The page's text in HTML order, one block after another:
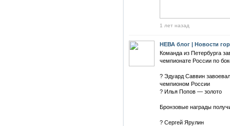
1 лет назад
НЕВА блог | Новости
Команда из Петербурга
чемпионате России по
? Эдуард Саввин
чемпионом России
? Илья Попов — золото
Бронзовые награды
? Сергей Ярулин